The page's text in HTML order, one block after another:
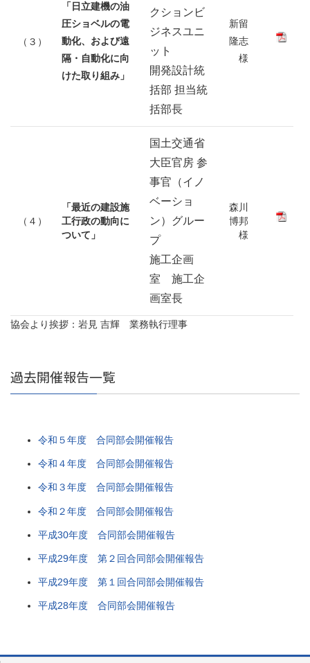
（３）
「日立建機の油
圧ショベルの電
動化、および遠
隔・自動化に向
けた取り組み」
クションビ
ジネスユニ
ット
開発設計統
括部 担当統
括部長
新留
隆志
様
（４）
「最近の建設施
工行政の動向に
ついて」
国土交通省
大臣官房 参
事官（イノ
ベーショ
ン）グルー
プ
施工企画
室 施工企
画室長
森川
博邦
様
協会より挨拶：岩見 吉輝 業務執行理事
過去開催報告一覧
令和５年度 合同部会開催報告
令和４年度 合同部会開催報告
令和３年度 合同部会開催報告
令和２年度 合同部会開催報告
平成30年度 合同部会開催報告
平成29年度 第２回合同部会開催報告
平成29年度 第１回合同部会開催報告
平成28年度 合同部会開催報告